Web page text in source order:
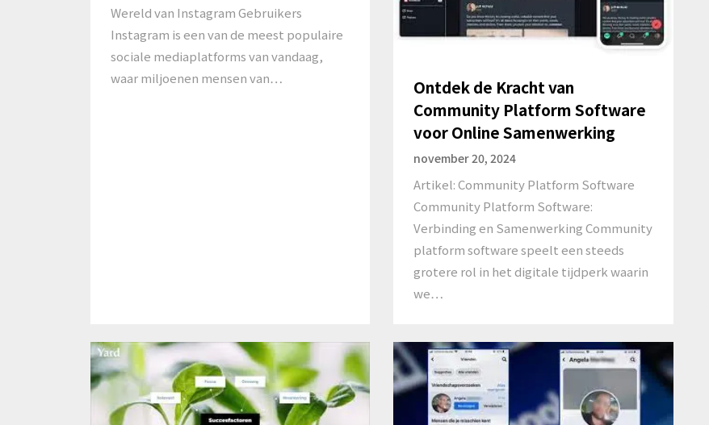
Wereld van Instagram Gebruikers
Instagram is een van de meest populaire
sociale mediaplatforms van vandaag,
waar miljoenen mensen van…
Ontdek de Kracht van
Community Platform Software
voor Online Samenwerking
november 20, 2024
Artikel: Community Platform Software
Community Platform Software:
Verbinding en Samenwerking Community
platform software speelt een steeds
grotere rol in het digitale tijdperk waarin
we…